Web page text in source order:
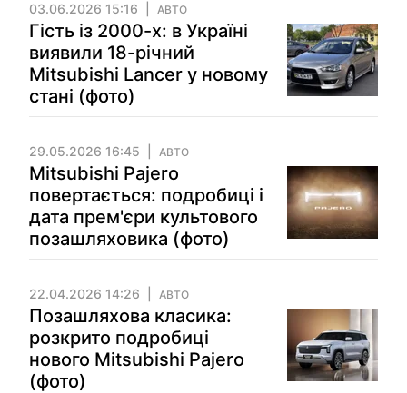
03.06.2026 15:16 АВТО
Гість із 2000-х: в Україні
виявили 18-річний
Mitsubishi Lancer у новому
стані (фото)
29.05.2026 16:45 АВТО
Mitsubishi Pajero
повертається: подробиці і
дата прем'єри культового
позашляховика (фото)
22.04.2026 14:26 АВТО
Позашляхова класика:
розкрито подробиці
нового Mitsubishi Pajero
(фото)